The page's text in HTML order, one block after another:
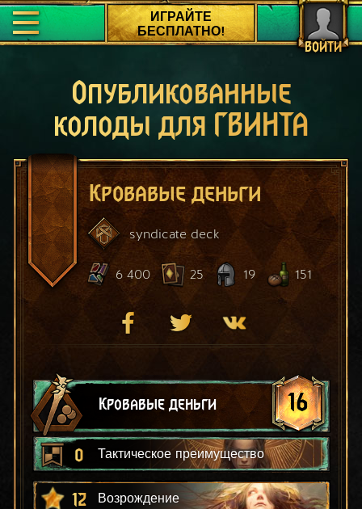
ВОЙТИ
ИГРАЙТЕ
БЕСПЛАТНО!
Опубликованные
колоды для ГВИНТА
Кровавые деньги
syndicate deck
6 400 25 19 151
Кровавые деньги 16
0 Тактическое преимущество
12 Возрождение